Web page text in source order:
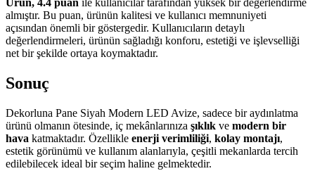
Ürün, 4.4 puan ile kullanıcılar tarafından yüksek bir değerlendirme
almıştır. Bu puan, ürünün kalitesi ve kullanıcı memnuniyeti
açısından önemli bir göstergedir. Kullanıcıların detaylı
değerlendirmeleri, ürünün sağladığı konforu, estetiği ve işlevselliği
net bir şekilde ortaya koymaktadır.
Sonuç
Dekorluna Pane Siyah Modern LED Avize, sadece bir aydınlatma
ürünü olmanın ötesinde, iç mekânlarınıza şıklık ve modern bir
hava katmaktadır. Özellikle enerji verimliliği, kolay montajı,
estetik görünümü ve kullanım alanlarıyla, çeşitli mekanlarda tercih
edilebilecek ideal bir seçim haline gelmektedir.